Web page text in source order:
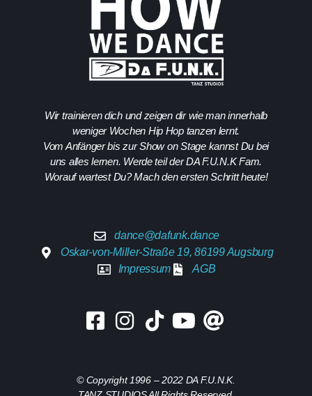
Wir trainieren dich und zeigen dir wie man innerhalb
weniger Wochen Hip Hop tanzen lernt.
Vom Anfänger bis zur Show on Stage kannst Du bei
uns alles lernen. Werde teil der DA F.U.N.K Fam.
Worauf wartest Du? Mach den ersten Schritt heute!
dance@dafunk.dance
Oskar-von-Miller-Straße 19, 86199 Augsburg
Impressum
AGB
© Copyright 1996 – 2022 DA F.U.N.K.